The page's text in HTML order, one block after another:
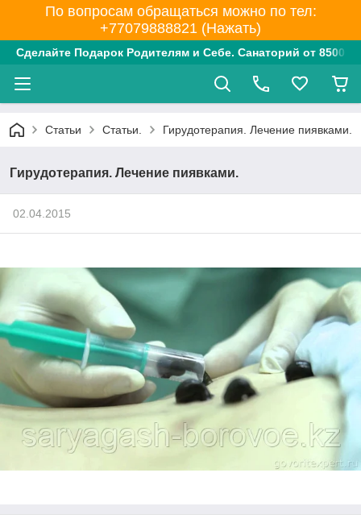
По вопросам обращаться можно по тел:
+77079888821 (Нажать)
Сделайте Подарок Родителям и Себе. Санаторий от 8500 тг
Статьи Статьи. Гирудотерапия. Лечение пиявками.
Гирудотерапия. Лечение пиявками.
02.04.2015